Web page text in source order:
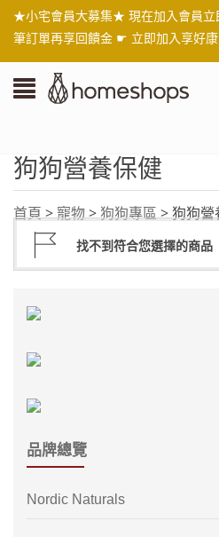
★小宅會員大募集★ 現在加入會員立
筆訂單再享回饋金 ☛ 立即加入享好康
首頁>寵物>狗狗專區> 狗狗營
狗狗營養保健
找不到符合您選擇的商品
品牌總覽
Nordic Naturals